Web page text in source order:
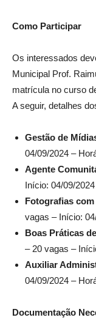
Como Participar
Os interessados
Municipal Prof.
matrícula no curso
A seguir, detalhes
Gestão de
04/09/2024 –
Agente
Início: 04/09/
Fotografias
vagas – Início:
Boas Práticas
– 20 vagas –
Auxiliar
04/09/2024 –
Documentação